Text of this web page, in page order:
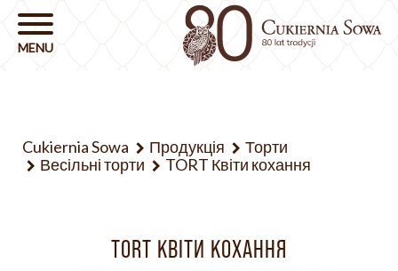
Cukiernia Sowa Продукція
Торти
Весільні торти
TORT Квіти кохання
TORT КВІТИ КОХАННЯ